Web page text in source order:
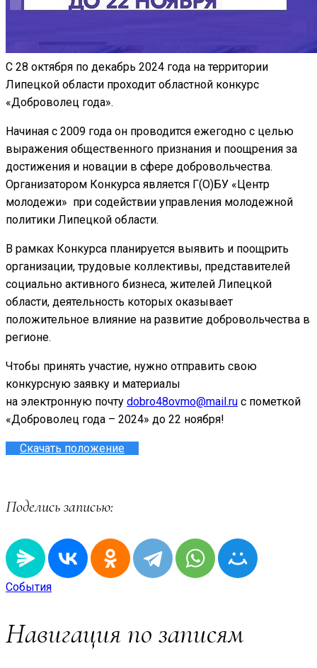
С 28 октября по декабрь 2024 года на территории
Липецкой области проходит областной конкурс
«Доброволец года».
Начиная с 2009 года он проводится ежегодно с целью
выражения общественного признания и поощрения за
достижения и новации в сфере добровольчества.
Организатором Конкурса является Г(О)БУ «Центр
молодежи» при содействии управления молодежной
политики Липецкой области.
В рамках Конкурса планируется выявить и поощрить
организации, трудовые коллективы, представителей
социально активного бизнеса, жителей Липецкой
области, деятельность которых оказывает
положительное влияние на развитие добровольчества в
регионе.
Чтобы принять участие, нужно отправить свою
конкурсную заявку и материалы
на электронную почту dobro48ovmo@mail.ru с пометкой
«Доброволец года – 2024» до 22 ноября!
Скачать положение
Поделись записью:
События
Навигация по записям